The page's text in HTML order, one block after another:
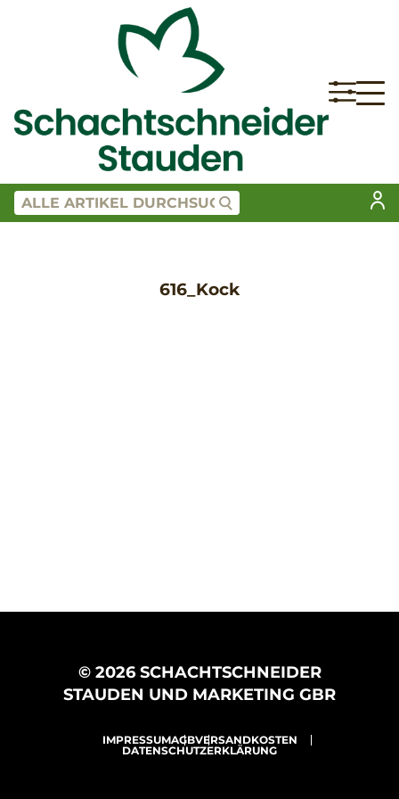
616_Kock
© 2026 SCHACHTSCHNEIDER
STAUDEN UND MARKETING GBR
IMPRESSUMAGBVERSANDKOSTEN
DATENSCHUTZERKLÄRUNG